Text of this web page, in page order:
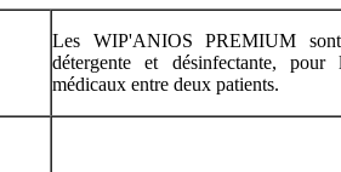
Les WIP'ANIOS PREMIUM sont
détergente et désinfectante,
médicaux entre deux patients.